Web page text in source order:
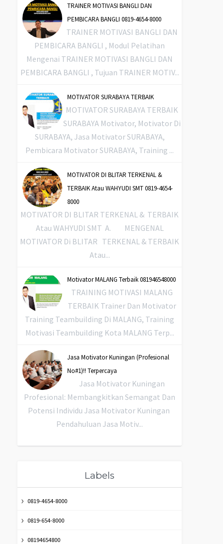
TRAINER MOTIVASI BANGLI DAN
PEMBICARA BANGLI 0819-4654-8000
TRAINER MOTIVASI BANGLI DAN
PEMBICARA BANGLI , Modul Pelatihan
Mengenai TRAINER MOTIVASI BANGLI DAN
PEMBICARA BANGLI , Tujuan TRAINER MOTIV...
MOTIVATOR SURABAYA TERBAIK
MOTIVATOR SURABAYA TERBAIK
SURABAYA Motivator, Motivator Di
SURABAYA, Jasa Motivator SURABAYA,
Pembicara Motivator SURABAYA, Training ...
MOTIVATOR DI BLITAR TERKENAL &
TERBAIK Atau WAHYUDI SMT 0819-4654-
8000
MOTIVATOR DI BLITAR TERKENAL & TERBAIK
Atau WAHYUDI SMT A. MENGENAL
MOTIVATOR Di BLITAR TERKENAL & TERBAIK
Atau...
Motivator MALANG Terbaik 081946548000
TRAINING MOTIVASI MALANG
TERBAIK Trainer Dan Motivator
Training Teambuilding Di MALANG, Training
Motivasi Teambuilding Kota MALANG Terp...
Jasa Motivator Kuningan (Profesional
No#1)!! Terpercaya
Jasa Motivator Kuningan
Profesional: Membangkitkan Semangat Dan
Potensi Individu Jasa Motivator Kuningan
Pendahuluan Jasa Motiv...
Labels
0819-4654-8000
0819-654-8000
08194654800